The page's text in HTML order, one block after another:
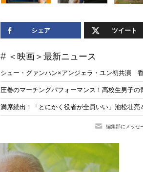
シェア ツイート
＜映画＞最新ニュース
シュー・グァンハン×アンジェラ・ユン初共演
圧巻のマーチングパフォーマンス！高校生男子の
満席続出！「とにかく役者が全員いい」池松壮
編集部にメッセ